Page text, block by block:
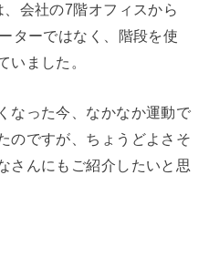
会社の7階オフィスから
ターではなく、階段を使
いました。
なった今、なかなか運動で
のですが、ちょうどよさそ
さんにもご紹介したいと思